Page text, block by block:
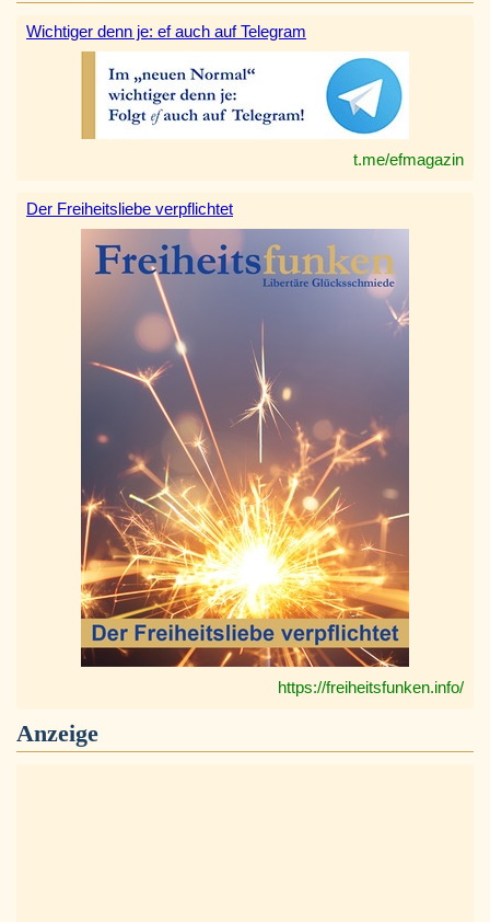
Wichtiger denn je: ef auch auf Telegram
t.me/efmagazin
Der Freiheitsliebe verpflichtet
https://freiheitsfunken.info/
Anzeige